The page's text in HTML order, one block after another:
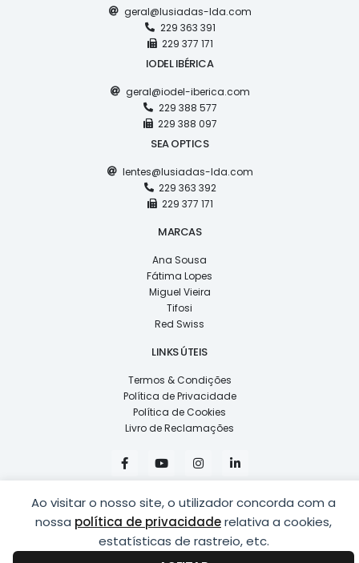
Ao visitar o nosso site, o utilizador concorda com a
nossa política de privacidaderelativa a cookies,
estatísticas de rastreio, etc.
geral@lusiadas-lda.com
229 363 391
229 377 171
IODEL IBÉRICA
geral@iodel-iberica.com
229 388 577
229 388 097
SEA OPTICS
lentes@lusiadas-lda.com
229 363 392
229 377 171
MARCAS
Ana Sousa
Fátima Lopes
Miguel Vieira
Tifosi
Red Swiss
LINKS ÚTEIS
Termos & Condições
Política de Privacidade
Política de Cookies
Livro de Reclamações
F
a
c
b
o
o
k
-
Y
o
u
u
b
e
I
n
s
a
g
r
a
m
i
n
e
d
i
n
-
COPYRIGHT © 2026LUSÍADAS, DISTRIBUIÇÃO DE ÓPTICAS, LDA.